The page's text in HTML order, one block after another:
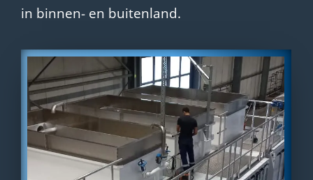
in binnen- en buitenland.